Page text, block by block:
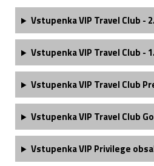
Vstupenka VIP Travel Club -
Vstupenka VIP Travel Club -
Vstupenka VIP Travel Club
Vstupenka VIP Travel Club
Vstupenka VIP Privilege